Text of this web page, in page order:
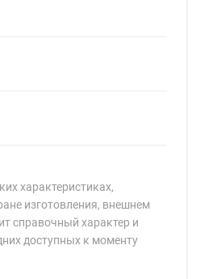
характеристиках,
изготовления, внешнем
справочный характер и
доступных к моменту